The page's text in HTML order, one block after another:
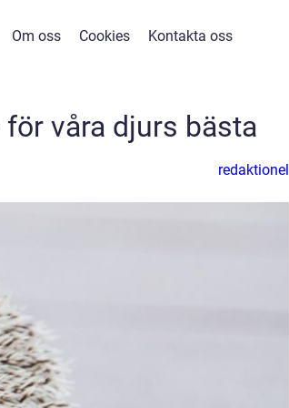
Om oss Cookies Kontakta oss
våra djurs bästa
redaktionel